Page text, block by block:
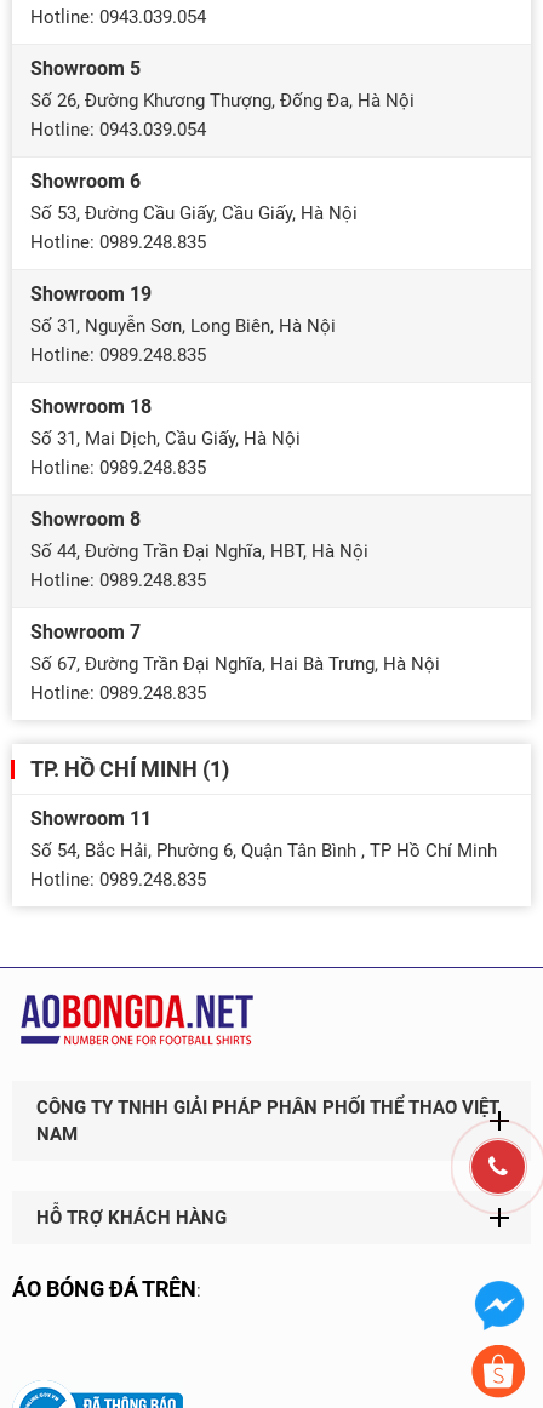
Hotline: 0943.039.054
Showroom 5
Số 26, Đường Khương Thượng, Đống Đa, Hà Nội
Hotline: 0943.039.054
Showroom 6
Số 53, Đường Cầu Giấy, Cầu Giấy, Hà Nội
Hotline: 0989.248.835
Showroom 19
Số 31, Nguyễn Sơn, Long Biên, Hà Nội
Hotline: 0989.248.835
Showroom 18
Số 31, Mai Dịch, Cầu Giấy, Hà Nội
Hotline: 0989.248.835
Showroom 8
Số 44, Đường Trần Đại Nghĩa, HBT, Hà Nội
Hotline: 0989.248.835
Showroom 7
Số 67, Đường Trần Đại Nghĩa, Hai Bà Trưng, Hà Nội
Hotline: 0989.248.835
TP. HỒ CHÍ MINH (1)
Showroom 11
Số 54, Bắc Hải, Phường 6, Quận Tân Bình , TP Hồ Chí Minh
Hotline: 0989.248.835
CÔNG TY TNHH GIẢI PHÁP PHÂN PHỐI THỂ THAO VIỆT
NAM
HỖ TRỢ KHÁCH HÀNG
ÁO BÓNG ĐÁ TRÊN: